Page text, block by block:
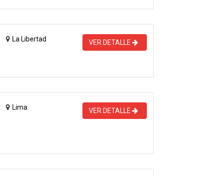
La Libertad VER DETALLE
Lima VER DETALLE